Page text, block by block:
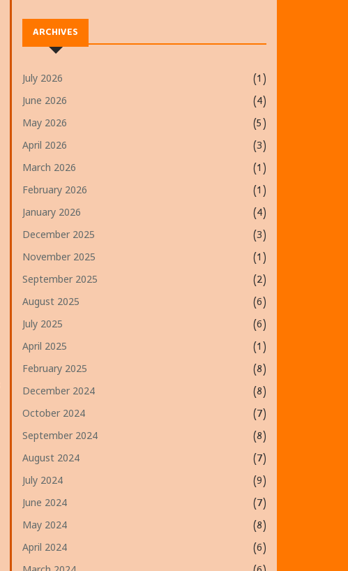
ARCHIVES
July 2026
(1)
June 2026
(4)
May 2026
(5)
April 2026
(3)
March 2026
(1)
February 2026
(1)
January 2026
(4)
December 2025
(3)
November 2025
(1)
September 2025
(2)
August 2025
(6)
July 2025
(6)
April 2025
(1)
February 2025
(8)
December 2024
(8)
October 2024
(7)
September 2024
(8)
August 2024
(7)
July 2024
(9)
June 2024
(7)
May 2024
(8)
April 2024
(6)